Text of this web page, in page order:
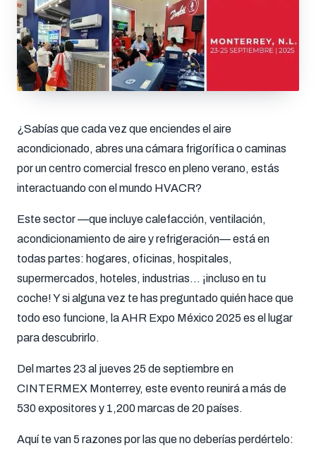
¿Sabías que cada vez que enciendes el aire
acondicionado, abres una cámara frigorífica o caminas
por un centro comercial fresco en pleno verano, estás
interactuando con el mundo HVACR?
Este sector —que incluye calefacción, ventilación,
acondicionamiento de aire y refrigeración— está en
todas partes: hogares, oficinas, hospitales,
supermercados, hoteles, industrias… ¡incluso en tu
coche! Y si alguna vez te has preguntado quién hace que
todo eso funcione, la AHR Expo México 2025 es el lugar
para descubrirlo.
Del martes 23 al jueves 25 de septiembre en
CINTERMEX Monterrey, este evento reunirá a más de
530 expositores y 1,200 marcas de 20 países.
Aquí te van 5 razones por las que no deberías perdértelo: